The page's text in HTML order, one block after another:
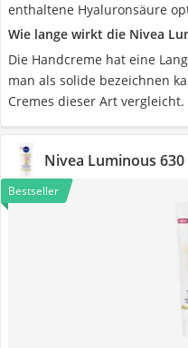
enthaltene Hyaluronsäure
Wie lange wirkt die Nivea
Die Handcreme hat eine
man als solide bezeichnen
Cremes dieser Art vergleicht.
Nivea Luminous 630
Bestseller